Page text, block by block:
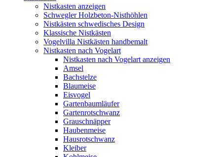
Nistkasten anzeigen
Schwegler Holzbeton-Nisthöhlen
Nistkästen schwedisches Design
Klassische Nistkästen
Vogelvilla Nistkästen handbemalt
Nistkasten nach Vogelart
Nistkasten nach Vogelart anzeigen
Amsel
Bachstelze
Blaumeise
Eisvogel
Gartenbaumläufer
Gartenrotschwanz
Grauschnäpper
Haubenmeise
Hausrotschwanz
Kleiber